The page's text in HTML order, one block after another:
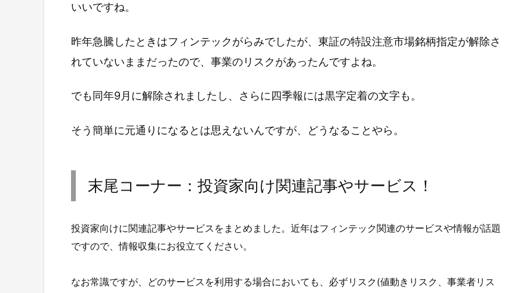
いいですね。
昨年急騰したときはフィンテックがらみでしたが、東証の特設注意市場銘柄指定が解除さ
れていないままだったので、事業のリスクがあったんですよね。
でも同年9月に解除されましたし、さらに四季報には黒字定着の文字も。
そう簡単に元通りになるとは思えないんですが、どうなることやら。
末尾コーナー：投資家向け関連記事やサービス！
投資家向けに関連記事やサービスをまとめました。近年はフィンテック関連のサービスや情報が話題
ですので、情報収集にお役立てください。
なお常識ですが、どのサービスを利用する場合においても、必ずリスク(値動きリスク、事業者リス